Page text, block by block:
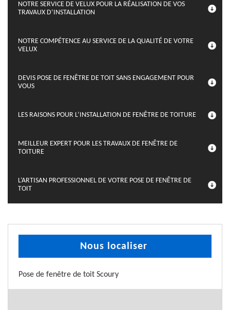
NOTRE SERVICE DE VELUX POUR LA RÉALISATION DE VOS
TRAVAUX D’INSTALLATION
NOTRE COMPÉTENCE AU SERVICE DE LA QUALITÉ DE VOTRE
VELUX
DEVIS POSE DE FENÊTRE DE TOIT SANS ENGAGEMENT POUR
VOUS
LES RAISONS POUR L’INSTALLATION DE FENÊTRE DE TOITURE
MEILLEUR EXPERT POUR LES TRAVAUX DE FENÊTRE DE
TOITURE
L’ARTISAN PROFESSIONNEL DE VOTRE POSE DE FENÊTRE DE
TOIT
Nous localiser
Pose de fenêtre de toit Scoury